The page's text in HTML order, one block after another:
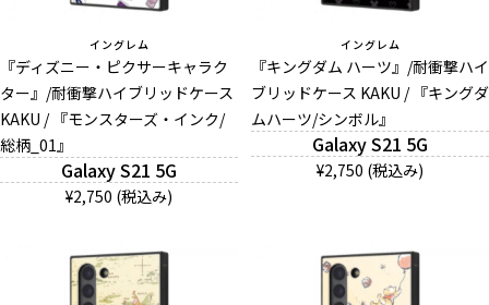
イングレム
『ディズニー・ピクサーキャラク
ター』/耐衝撃ハイブリッドケース
KAKU / 『モンスターズ・インク/
総柄_01』
Galaxy S21 5G
¥2,750 (税込み)
イングレム
『キングダム ハーツ』/耐衝撃ハイ
ブリッドケース KAKU / 『キングダ
ムハーツ/シンボル』
Galaxy S21 5G
¥2,750 (税込み)